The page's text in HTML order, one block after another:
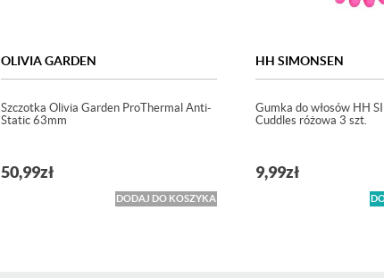
OLIVIA GARDEN
Szczotka Olivia Garden ProThermal Anti-
Static 63mm
50,99zł
DODAJ DO KOSZYKA
HH SIMONSEN
Gumka do włosów HH
Cuddles różowa 3 szt.
9,99zł